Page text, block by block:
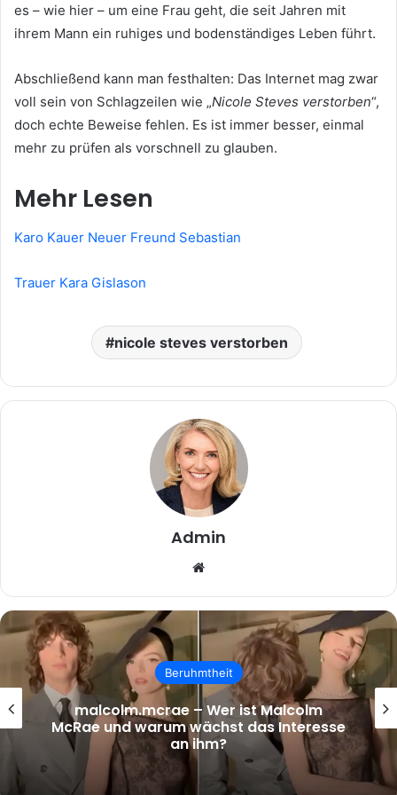
es – wie hier – um eine Frau geht, die seit Jahren mit
ihrem Mann ein ruhiges und bodenständiges Leben führt.
Abschließend kann man festhalten: Das Internet mag zwar
voll sein von Schlagzeilen wie „Nicole Steves verstorben“,
doch echte Beweise fehlen. Es ist immer besser, einmal
mehr zu prüfen als vorschnell zu glauben.
Mehr Lesen
Karo Kauer Neuer Freund Sebastian
Trauer Kara Gislason
nicole steves verstorben
Admin
Beruhmtheit
malcolm.mcrae – Wer ist Malcolm
McRae und warum wächst das Interesse
an ihm?